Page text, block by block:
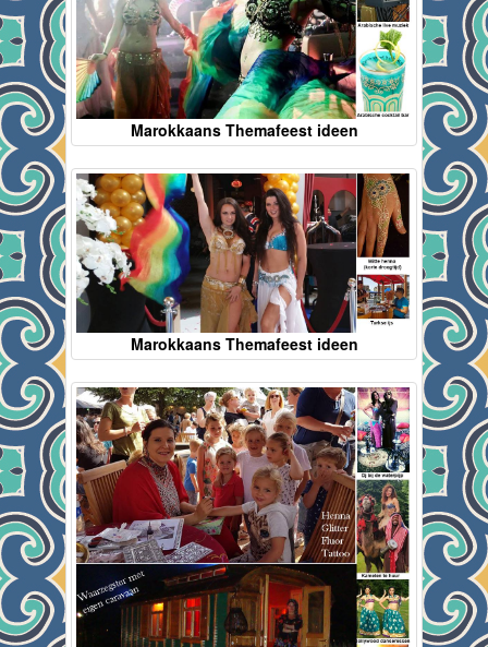
Marokkaans Themafeest ideen
Marokkaans Themafeest ideen